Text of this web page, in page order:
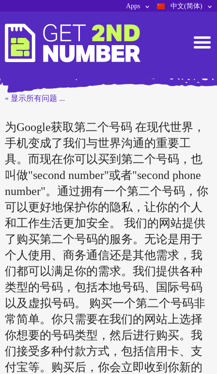
中文(简体)
Apps
« 显示所有问题 ...
为Google获取第二个号码 在现代世界，
手机变成了我们与世界沟通的重要工
具。而现在你可以买到第二个号码，也
叫做"second number"或者"second phone
number"。通过拥有一个第二个号码，你
可以更好地保护你的隐私，让你的个人
和工作生活更加安全。 我们的网站提供
了购买第二个号码的服务。无论是用于
个人使用、商务通信还是其他需求，我
们都可以满足你的需求。我们提供各种
类型的号码，包括本地号码、国际号码
以及虚拟号码。 购买一个第二个号码非
常简单。你只需要在我们的网站上选择
你想要的号码类型，然后进行购买。我
们接受多种付款方式，包括信用卡、支
付宝等。购买后，你会立即收到你新的